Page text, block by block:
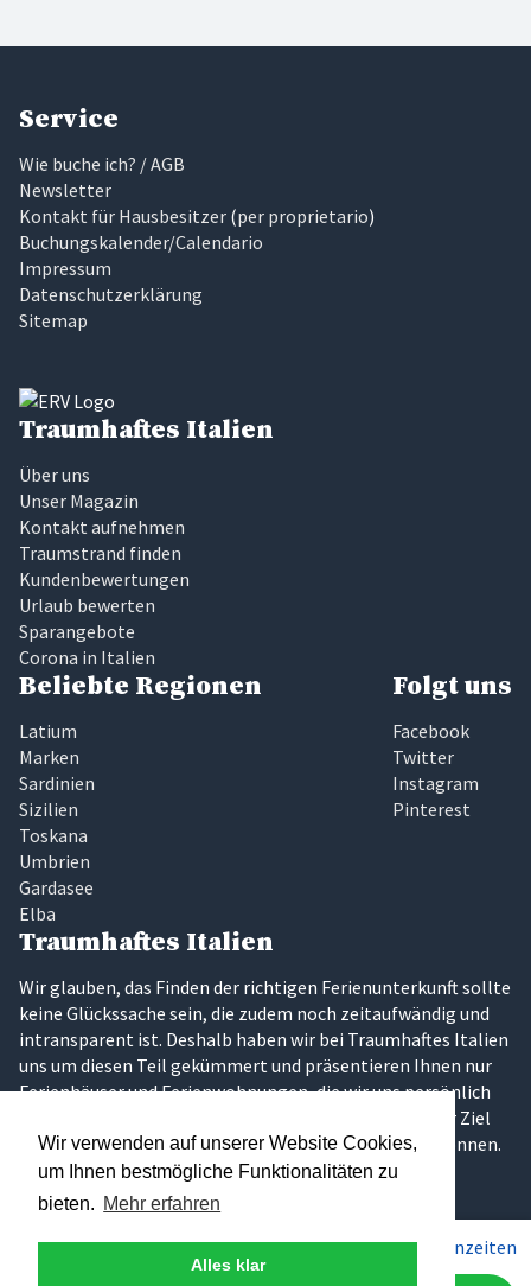
Wir verwenden auf unserer Website Cookies,
um Ihnen bestmögliche Funktionalitäten zu
bieten. Mehr erfahren
Alles klar
Pro Woche ab420€ Preise & Saisonzeiten
Service
Wie buche ich? / AGB
Newsletter
Kontakt für Hausbesitzer (per proprietario)
Buchungskalender/Calendario
Impressum
Datenschutzerklärung
Sitemap
Traumhaftes Italien
Über uns
Unser Magazin
Kontakt aufnehmen
Traumstrand finden
Kundenbewertungen
Urlaub bewerten
Sparangebote
Corona in Italien
Beliebte Regionen
Latium
Marken
Sardinien
Sizilien
Toskana
Umbrien
Gardasee
Elba
Folgt uns
Facebook
Twitter
Instagram
Pinterest
Traumhaftes Italien
Wir glauben, das Finden der richtigen Ferienunterkunft sollte
keine Glückssache sein, die zudem noch zeitaufwändig und
intransparent ist. Deshalb haben wir bei Traumhaftes Italien
uns um diesen Teil gekümmert und präsentieren Ihnen nur
Ferienhäuser und Ferienwohnungen, die wir uns persönlich
vor Ort angeschaut und für gut bewertet haben. Unser Ziel
ist es, dass Sie Ihren Traumurlaub in Italien erleben können.
Über 300 persönlich ausgesuchte Ferienunterkünfte in den